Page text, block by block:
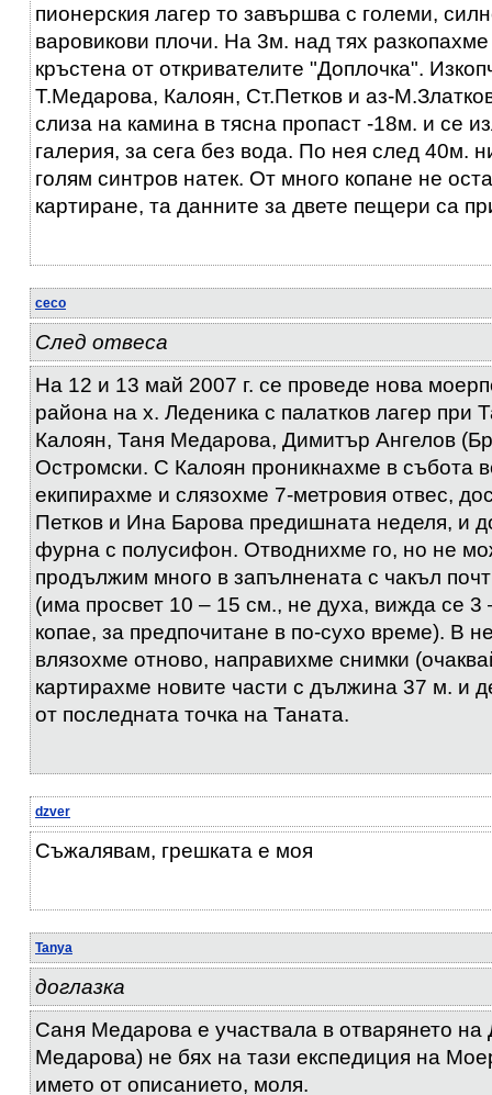
пионерския лагер то завършва с големи,
варовикови плочи. На 3м. над тях
кръстена от откривателите "Доплочка".
Т.Медарова, Калоян, Ст.Петков и аз-
слиза на камина в тясна пропаст -18м. и се
галерия, за сега без вода. По нея след 40м.
голям синтров натек. От много копане не
картиране, та данните за двете пещери са
ceco
След отвеса
На 12 и 13 май 2007 г. се проведе нова
района на х. Леденика с палатков лагер при
Калоян, Таня Медарова, Димитър Ангелов
Остромски. С Калоян проникнахме в събота
екипирахме и слязохме 7-метровия отвес,
Петков и Ина Барова предишната неделя, и
фурна с полусифон. Отводнихме го, но не
продължим много в запълнената с чакъл
(има просвет 10 – 15 см., не духа, вижда се
копае, за предпочитане в по-сухо време). В
влязохме отново, направихме снимки
картирахме новите части с дължина 37 м. и
от последната точка на Таната.
dzver
Съжалявам, грешката е моя
Tanya
доглазка
Саня Медарова е участвала в отварянето на
Медарова) не бях на тази експедиция на
името от описанието, моля.